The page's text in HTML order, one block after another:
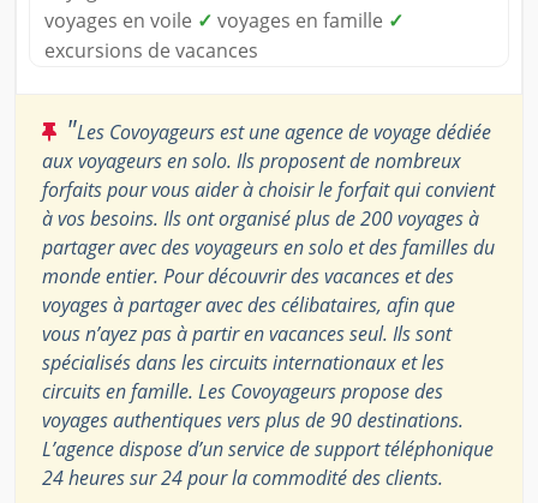
voyages en voile ✓ voyages en famille ✓
excursions de vacances
"Les Covoyageurs est une agence de voyage dédiée
aux voyageurs en solo. Ils proposent de nombreux
forfaits pour vous aider à choisir le forfait qui convient
à vos besoins. Ils ont organisé plus de 200 voyages à
partager avec des voyageurs en solo et des familles du
monde entier. Pour découvrir des vacances et des
voyages à partager avec des célibataires, afin que
vous n’ayez pas à partir en vacances seul. Ils sont
spécialisés dans les circuits internationaux et les
circuits en famille. Les Covoyageurs propose des
voyages authentiques vers plus de 90 destinations.
L’agence dispose d’un service de support téléphonique
24 heures sur 24 pour la commodité des clients.